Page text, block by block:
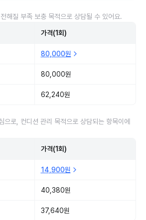
해질 부족 보충 목적으로 상담될 수 있어요.
가격(1회)
80,000원
80,000원
62,240원
으로, 컨디션 관리 목적으로 상담되는 항목이에
가격(1회)
14,900원
40,380원
37,640원